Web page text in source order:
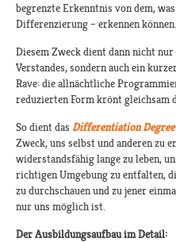
begrenzte Erkenntnis von dem,
Differenzierung – erkennen können.
Diesem Zweck dient dann nicht
Verstandes, sondern auch ein
Rave: die allnächtliche
reduzierten Form krönt gleichsam
So dient das Differentiation
Zweck, uns selbst und anderen zu
widerstandsfähig lange zu leben,
richtigen Umgebung zu entfalten,
zu durchschauen und zu jener
nur uns möglich ist.
Der Ausbildungsaufbau im Detail: